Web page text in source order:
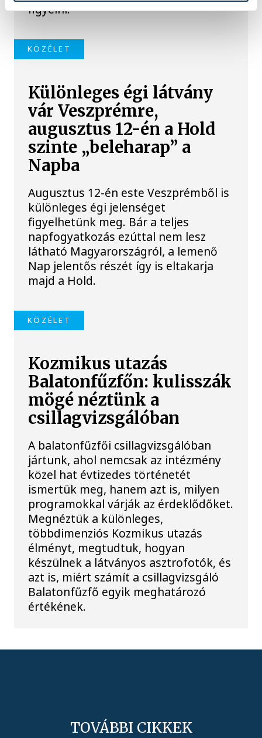
figyelni.
KÖZÉLET
Különleges égi látvány
vár Veszprémre,
augusztus 12-én a Hold
szinte „beleharap” a
Napba
Augusztus 12-én este Veszprémből is
különleges égi jelenséget
figyelhetünk meg. Bár a teljes
napfogyatkozás ezúttal nem lesz
látható Magyarországról, a lemenő
Nap jelentős részét így is eltakarja
majd a Hold.
KÖZÉLET
Kozmikus utazás
Balatonfűzfőn: kulisszák
mögé néztünk a
csillagvizsgálóban
A balatonfűzfői csillagvizsgálóban
jártunk, ahol nemcsak az intézmény
közel hat évtizedes történetét
ismertük meg, hanem azt is, milyen
programokkal várják az érdeklődőket.
Megnéztük a különleges,
többdimenziós Kozmikus utazás
élményt, megtudtuk, hogyan
készülnek a látványos asztrofotók, és
azt is, miért számít a csillagvizsgáló
Balatonfűzfő egyik meghatározó
értékének.
TOVÁBBI CIKKEK